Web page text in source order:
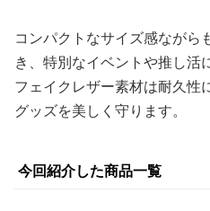
コンパクトなサイズ感ながら
き、特別なイベントや推し活
フェイクレザー素材は耐久性
グッズを美しく守ります。
今回紹介した商品一覧